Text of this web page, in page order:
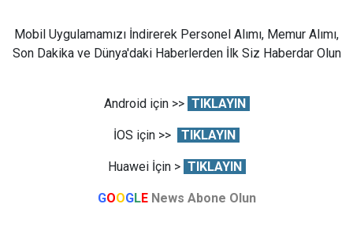
Mobil Uygulamamızı İndirerek Personel Alımı, Memur Alımı,
Son Dakika ve Dünya'daki Haberlerden İlk Siz Haberdar Olun
Android için >> TIKLAYIN
İOS için >> TIKLAYIN
Huawei İçin > TIKLAYIN
GOOGLE News Abone Olun